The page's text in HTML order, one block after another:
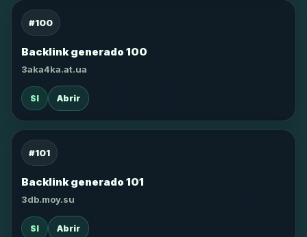
#100
Backlink generado 100
3aka4ka.at.ua
SI Abrir
#101
Backlink generado 101
3db.moy.su
SI Abrir